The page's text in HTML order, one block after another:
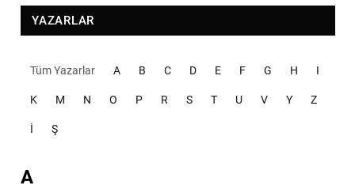
YAZARLAR
Tüm Yazarlar A B C D E F G H I
K M N O P R S T U V Y Z
İ Ş
A